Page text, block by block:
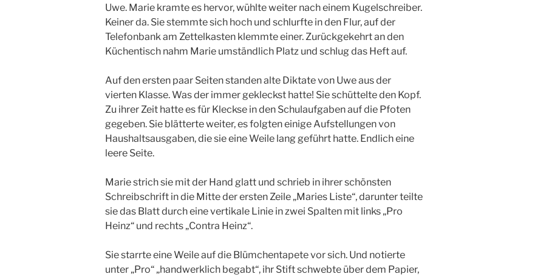
Uwe. Marie kramte es hervor, wühlte weiter nach einem Kugelschreiber.
Keiner da. Sie stemmte sich hoch und schlurfte in den Flur, auf der
Telefonbank am Zettelkasten klemmte einer. Zurückgekehrt an den
Küchentisch nahm Marie umständlich Platz und schlug das Heft auf.
Auf den ersten paar Seiten standen alte Diktate von Uwe aus der
vierten Klasse. Was der immer gekleckst hatte! Sie schüttelte den Kopf.
Zu ihrer Zeit hatte es für Kleckse in den Schulaufgaben auf die Pfoten
gegeben. Sie blätterte weiter, es folgten einige Aufstellungen von
Haushaltsausgaben, die sie eine Weile lang geführt hatte. Endlich eine
leere Seite.
Marie strich sie mit der Hand glatt und schrieb in ihrer schönsten
Schreibschrift in die Mitte der ersten Zeile „Maries Liste“, darunter teilte
sie das Blatt durch eine vertikale Linie in zwei Spalten mit links „Pro
Heinz“ und rechts „Contra Heinz“.
Sie starrte eine Weile auf die Blümchentapete vor sich. Und notierte
unter „Pro“ „handwerklich begabt“, ihr Stift schwebte über dem Papier,